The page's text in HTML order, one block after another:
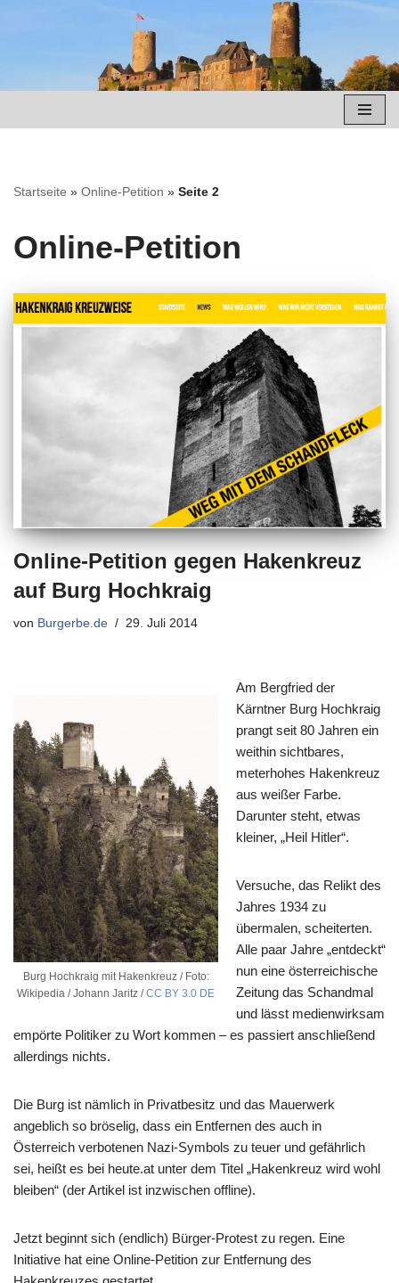
springen
Startseite » Online-Petition » Seite 2
Online-Petition
Online-Petition gegen Hakenkreuz
auf Burg Hochkraig
von Burgerbe.de 29. Juli 2014
Burg Hochkraig mit Hakenkreuz / Foto:
Wikipedia / Johann Jaritz /CC BY 3.0 DE
Am Bergfried der
Kärntner Burg Hochkraig
prangt seit 80 Jahren ein
weithin sichtbares,
meterhohes Hakenkreuz
aus weißer Farbe.
Darunter steht, etwas
kleiner, „Heil Hitler“.
Versuche, das Relikt des
Jahres 1934 zu
übermalen, scheiterten.
Alle paar Jahre „entdeckt“
nun eine österreichische
Zeitung das Schandmal
und lässt medienwirksam
empörte Politiker zu Wort kommen – es passiert anschließend
allerdings nichts.
Die Burg ist nämlich in Privatbesitz und das Mauerwerk
angeblich so bröselig, dass ein Entfernen des auch in
Österreich verbotenen Nazi-Symbols zu teuer und gefährlich
sei, heißt es bei heute.at unter dem Titel „Hakenkreuz wird wohl
bleiben“ (der Artikel ist inzwischen offline).
Jetzt beginnt sich (endlich) Bürger-Protest zu regen. Eine
Initiative hat eine Online-Petition zur Entfernung des